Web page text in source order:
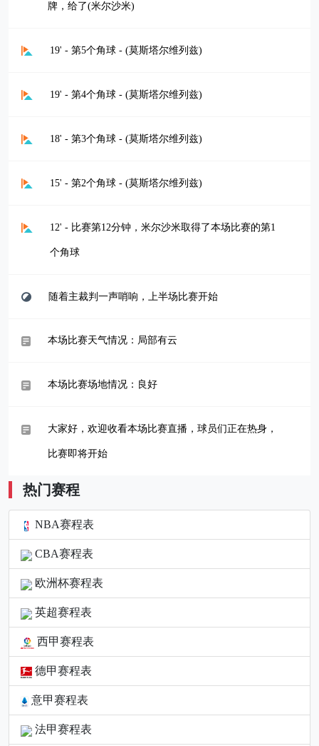
牌，给了(米尔沙米)
19' - 第5个角球 - (莫斯塔尔维列兹)
19' - 第4个角球 - (莫斯塔尔维列兹)
18' - 第3个角球 - (莫斯塔尔维列兹)
15' - 第2个角球 - (莫斯塔尔维列兹)
12' - 比赛第12分钟，米尔沙米取得了本场比赛的第1
个角球
随着主裁判一声哨响，上半场比赛开始
本场比赛天气情况：局部有云
本场比赛场地情况：良好
大家好，欢迎收看本场比赛直播，球员们正在热身，
比赛即将开始
热门赛程
NBA赛程表
CBA赛程表
欧洲杯赛程表
英超赛程表
西甲赛程表
德甲赛程表
意甲赛程表
法甲赛程表